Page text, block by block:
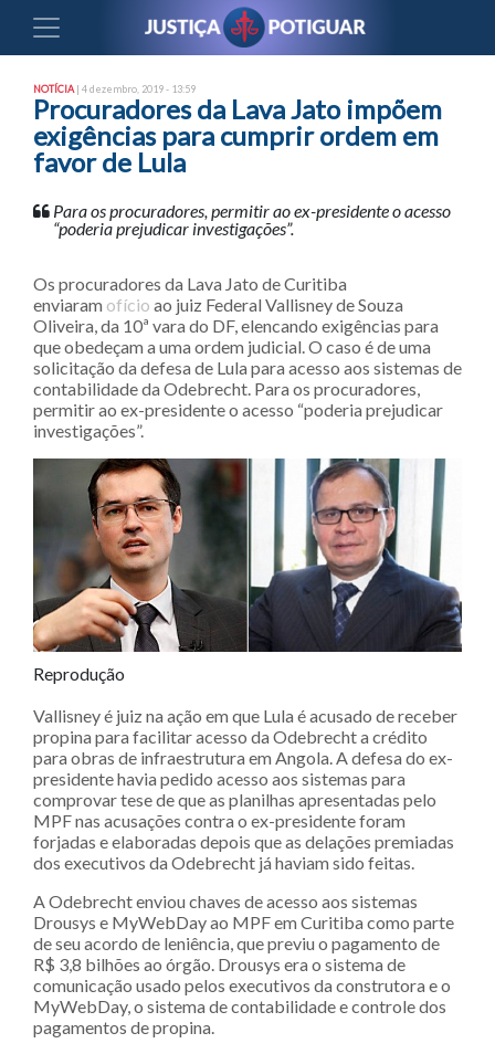
NOTÍCIA | 4 dezembro, 2019 - 13:59
Procuradores da Lava Jato impõem
exigências para cumprir ordem em
favor de Lula
Para os procuradores, permitir ao ex-presidente o acesso
“poderia prejudicar investigações”.
Os procuradores da Lava Jato de Curitiba
enviaram ofício ao juiz Federal Vallisney de Souza
Oliveira, da 10ª vara do DF, elencando exigências para
que obedeçam a uma ordem judicial. O caso é de uma
solicitação da defesa de Lula para acesso aos sistemas de
contabilidade da Odebrecht. Para os procuradores,
permitir ao ex-presidente o acesso “poderia prejudicar
investigações”.
Reprodução
Vallisney é juiz na ação em que Lula é acusado de receber
propina para facilitar acesso da Odebrecht a crédito
para obras de infraestrutura em Angola. A defesa do ex-
presidente havia pedido acesso aos sistemas para
comprovar tese de que as planilhas apresentadas pelo
MPF nas acusações contra o ex-presidente foram
forjadas e elaboradas depois que as delações premiadas
dos executivos da Odebrecht já haviam sido feitas.
A Odebrecht enviou chaves de acesso aos sistemas
Drousys e MyWebDay ao MPF em Curitiba como parte
de seu acordo de leniência, que previu o pagamento de
R$ 3,8 bilhões ao órgão. Drousys era o sistema de
comunicação usado pelos executivos da construtora e o
MyWebDay, o sistema de contabilidade e controle dos
pagamentos de propina.